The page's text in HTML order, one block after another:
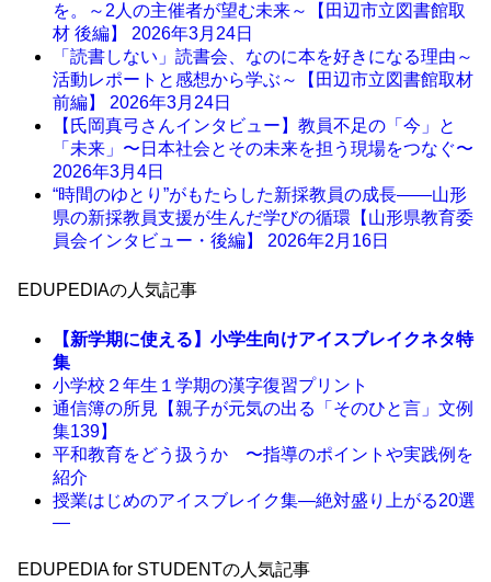
を。～2人の主催者が望む未来～【田辺市立図書館取
材 後編】 2026年3月24日
「読書しない」読書会、なのに本を好きになる理由～
活動レポートと感想から学ぶ～【田辺市立図書館取材
前編】 2026年3月24日
【氏岡真弓さんインタビュー】教員不足の「今」と
「未来」〜日本社会とその未来を担う現場をつなぐ〜
2026年3月4日
“時間のゆとり”がもたらした新採教員の成長――山形
県の新採教員支援が生んだ学びの循環【山形県教育委
員会インタビュー・後編】 2026年2月16日
EDUPEDIAの人気記事
【新学期に使える】小学生向けアイスブレイクネタ特
集
小学校２年生１学期の漢字復習プリント
通信簿の所見【親子が元気の出る「そのひと言」文例
集139】
平和教育をどう扱うか 〜指導のポイントや実践例を
紹介
授業はじめのアイスブレイク集―絶対盛り上がる20選
―
EDUPEDIA for STUDENTの人気記事